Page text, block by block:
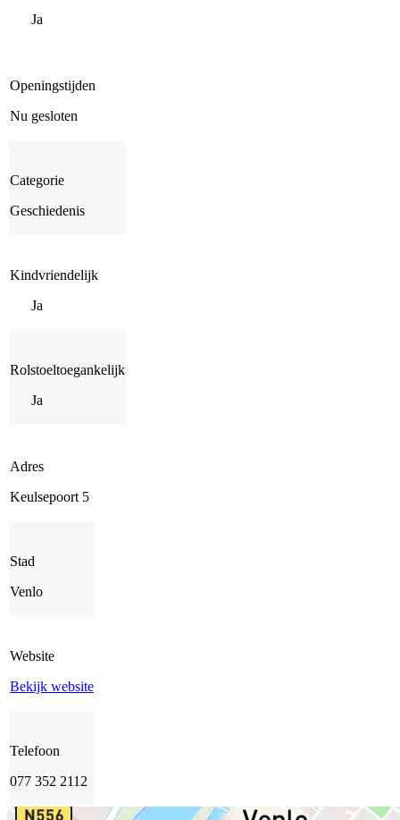
Ja
Openingstijden
Nu gesloten
Categorie
Geschiedenis
Kindvriendelijk
Ja
Rolstoeltoegankelijk
Ja
Adres
Keulsepoort 5
Stad
Venlo
Website
Bekijk website
Telefoon
077 352 2112